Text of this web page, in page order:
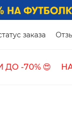
заказа
ДО -70% 😍